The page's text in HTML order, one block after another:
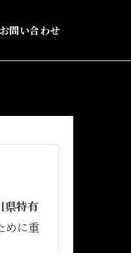
お問い合わせ
県特有
めに重